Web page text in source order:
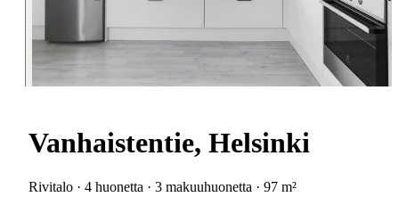
Vanhaistentie, Helsinki
Rivitalo · 4 huonetta · 3 makuuhuonetta · 97 m²